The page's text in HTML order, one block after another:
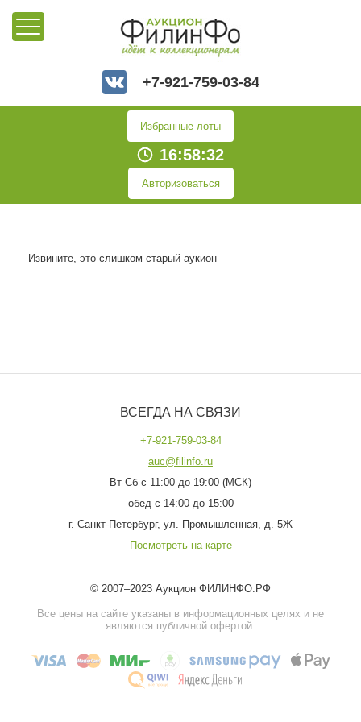
+7-921-759-03-84
Избранные лоты
16:58:32
Авторизоваться
Извините, это слишком старый аукион
ВСЕГДА НА СВЯЗИ
+7-921-759-03-84
auc@filinfo.ru
Вт-Сб с 11:00 до 19:00 (МСК)
обед с 14:00 до 15:00
г. Санкт-Петербург, ул. Промышленная, д. 5Ж
Посмотреть на карте
© 2007–2023 Аукцион ФИЛИНФО.РФ
Все цены на сайте указаны в информационных целях и не
являются публичной офертой.